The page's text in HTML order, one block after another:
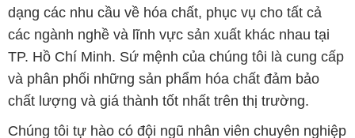
dạng các nhu cầu về hóa chất, phục vụ cho tất cả
các ngành nghề và lĩnh vực sản xuất khác nhau tại
TP. Hồ Chí Minh. Sứ mệnh của chúng tôi là cung cấp
và phân phối những sản phẩm hóa chất đảm bảo
chất lượng và giá thành tốt nhất trên thị trường.
Chúng tôi tự hào có đội ngũ nhân viên chuyên nghiệp